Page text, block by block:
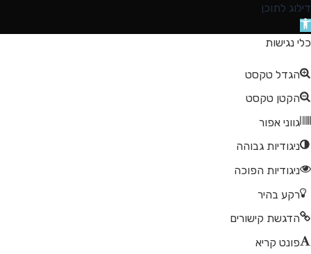
דילוג לתוכן
פתח
סרגל
כלי נגישות
הגדל טקסט
הקטן טקסט
גווני אפור
ניגודיות גבוהה
ניגודיות הפוכה
רקע בהיר
הדגשת קישורים
פונט קריא